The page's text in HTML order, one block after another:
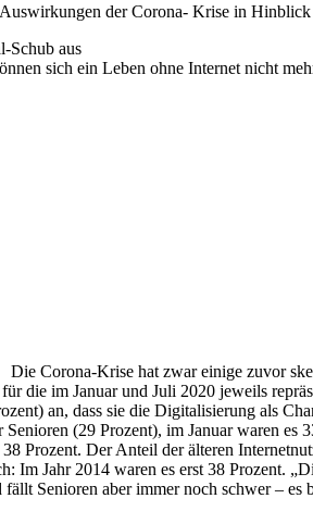
der Corona- Krise in
Schub aus
sich ein Leben ohne Internet nicht
Die Corona-Krise hat zwar einige zuvor
für die im Januar und Juli 2020 jeweils
an, dass sie die Digitalisierung als
(29 Prozent), im Januar waren
38 Prozent. Der Anteil der älteren
Im Jahr 2014 waren es erst 38 Prozent.
Senioren aber immer noch schwer – es